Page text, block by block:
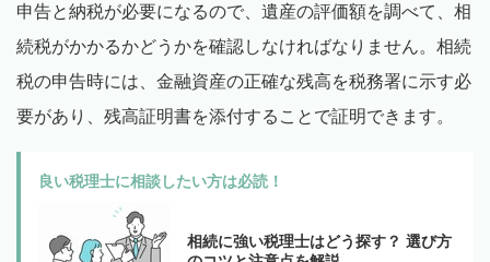
申告と納税が必要になるので、遺産の評価額を調べて、相
続税がかかるかどうかを確認しなければなりません。相続
税の申告時には、金融資産の正確な残高を税務署に示す必
要があり、残高証明書を添付することで証明できます。
良い税理士に相談したい方は必読！
相続に強い税理士はどう探す？ 選び方